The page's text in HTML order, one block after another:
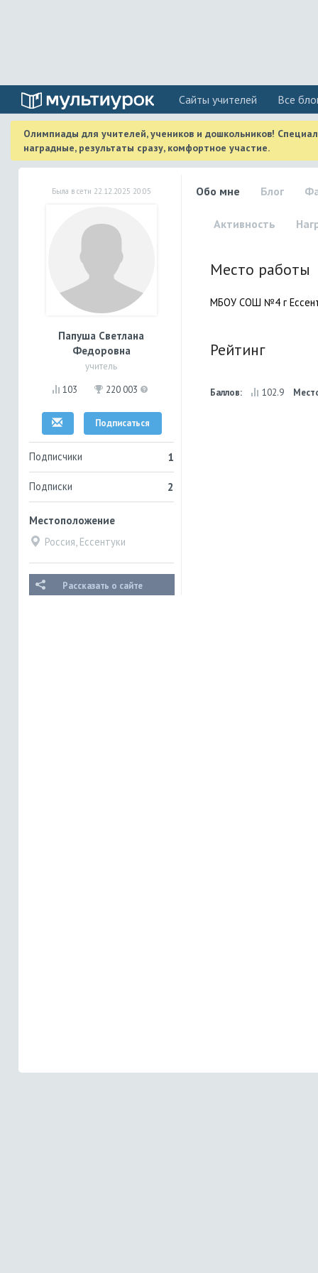
Cайты учителей Все
Олимпиады для учителей, учеников и дошкольников!
наградные, результаты сразу, комфортное участие.
Была в сети 22.12.2025 20:05
Папуша Светлана
Федоровна
учитель
103
220 003
Подписаться
Подписчики 1
Подписки 2
Местоположение
Россия, Ессентуки
Рассказать о сайте
Обо мне Блог
Активность
Место работы
МБОУ СОШ №4 г
Рейтинг
Баллов: 102.9